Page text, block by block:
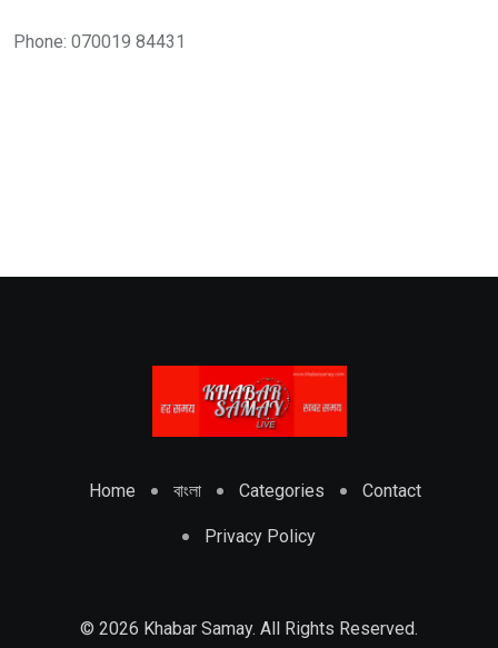
Phone: 070019 84431
Home বাংলা Categories Contact
Privacy Policy
© 2026 Khabar Samay. All Rights Reserved.